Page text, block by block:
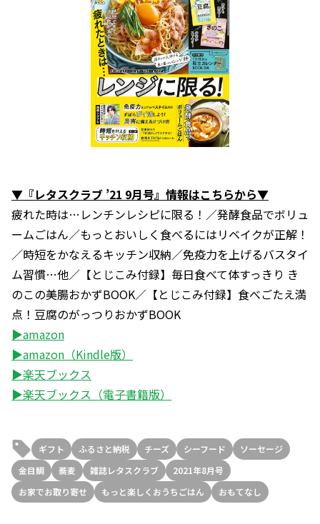
▼『レタスクラブ ’21 9月号』情報はこちらから▼
疲れた時は…レンチンレシピに限る！／発酵食品でボリュ
ームごはん／もっとおいしく食べるにはリベイクが正解！
／時短をかなえるキッチン収納／免疫力を上げるバスタイ
ム習慣…他／【とじこみ付録】毎日食べて体すっきり き
のこの美腸おかずBOOK／【とじこみ付録】食べごたえ満
点！豆腐のがっつりおかずBOOK
▶amazon
▶amazon（Kindle版）
▶楽天ブックス
▶楽天ブックス（電子書籍版）
ギフト ふるさと納税 チーズ シーフード
ソーセージ
金目鯛
蕎麦 雑誌レタスクラブ
2021年8月号
お家でお取り寄せ
もっと楽しくおうちごはん おもてなし